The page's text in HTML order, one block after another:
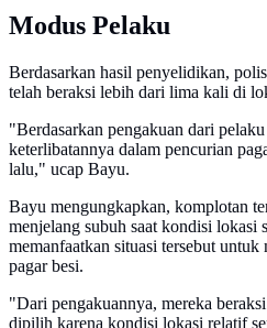
Modus Pelaku
Berdasarkan hasil penyelidikan,
telah beraksi lebih dari lima kali di
"Berdasarkan pengakuan dari
keterlibatannya dalam pencurian
lalu," ucap Bayu.
Bayu mengungkapkan, komplotan
menjelang subuh saat kondisi lokasi
memanfaatkan situasi tersebut
pagar besi.
"Dari pengakuannya, mereka
dipilih karena kondisi lokasi relatif